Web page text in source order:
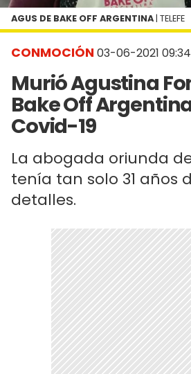
CONMOCIÓN 03-06-2021 09:34
Murió Agustina
Bake Off
Covid-19
La abogada oriunda
tenía tan solo 31 años
detalles.
AGUS DE BAKE OFF ARGENTINA | TELEFE